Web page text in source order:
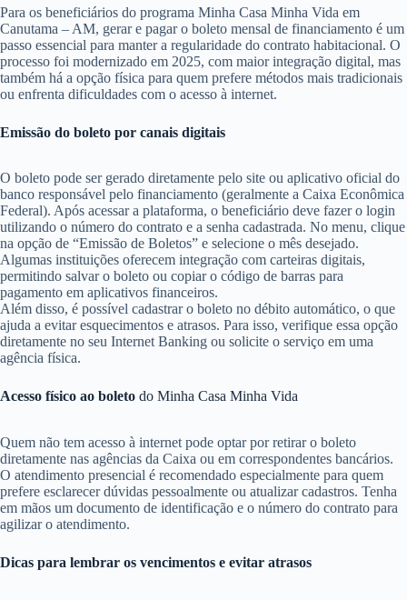
Para os beneficiários do programa Minha Casa Minha Vida em
Canutama – AM, gerar e pagar o boleto mensal de financiamento é um
passo essencial para manter a regularidade do contrato habitacional. O
processo foi modernizado em 2025, com maior integração digital, mas
também há a opção física para quem prefere métodos mais tradicionais
ou enfrenta dificuldades com o acesso à internet.
Emissão do boleto por canais digitais
O boleto pode ser gerado diretamente pelo site ou aplicativo oficial do
banco responsável pelo financiamento (geralmente a Caixa Econômica
Federal). Após acessar a plataforma, o beneficiário deve fazer o login
utilizando o número do contrato e a senha cadastrada. No menu, clique
na opção de “Emissão de Boletos” e selecione o mês desejado.
Algumas instituições oferecem integração com carteiras digitais,
permitindo salvar o boleto ou copiar o código de barras para
pagamento em aplicativos financeiros.
Além disso, é possível cadastrar o boleto no débito automático, o que
ajuda a evitar esquecimentos e atrasos. Para isso, verifique essa opção
diretamente no seu Internet Banking ou solicite o serviço em uma
agência física.
Acesso físico ao boleto do Minha Casa Minha Vida
Quem não tem acesso à internet pode optar por retirar o boleto
diretamente nas agências da Caixa ou em correspondentes bancários.
O atendimento presencial é recomendado especialmente para quem
prefere esclarecer dúvidas pessoalmente ou atualizar cadastros. Tenha
em mãos um documento de identificação e o número do contrato para
agilizar o atendimento.
Dicas para lembrar os vencimentos e evitar atrasos